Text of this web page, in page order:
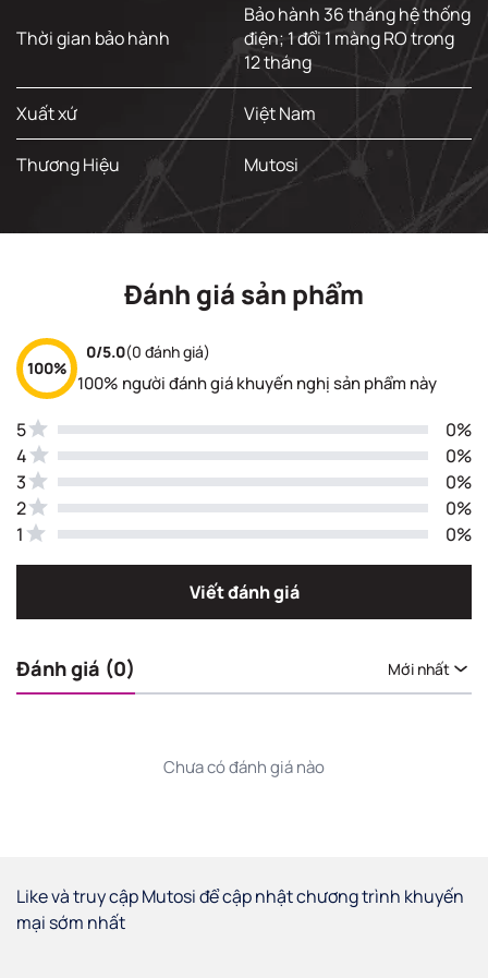
Thời gian bảo hành
Bảo hành 36 tháng hệ thống
điện; 1 đổi 1 màng RO trong
12 tháng
Xuất xứ Việt Nam
Thương Hiệu Mutosi
Đánh giá sản phẩm
100%
0/5.0(0 đánh giá)
100% người đánh giá khuyến nghị sản phẩm này
5
0%
4
0%
3
0%
2
0%
1
0%
Viết đánh giá
Đánh giá (0) Mới nhất
Chưa có đánh giá nào
Like và truy cập Mutosi để cập nhật chương trình khuyến
mại sớm nhất